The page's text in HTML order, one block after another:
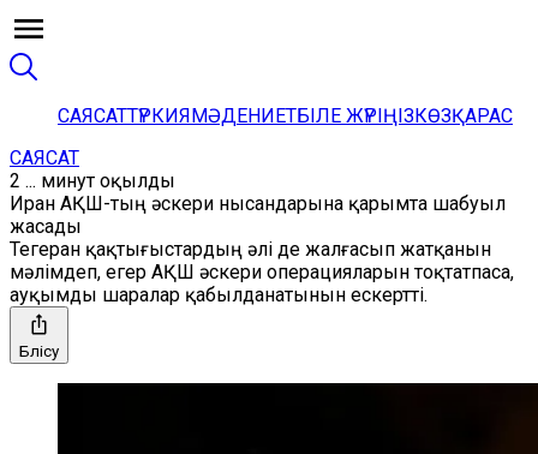
САЯСАТТҮРКИЯМӘДЕНИЕТБІЛЕ ЖҮРІҢІЗКӨЗҚАРАС
САЯСАТ
2 ... минут оқылды
Иран АҚШ-тың әскери нысандарына қарымта шабуыл
жасады
Тегеран қақтығыстардың әлі де жалғасып жатқанын
мәлімдеп, егер АҚШ әскери операцияларын тоқтатпаса,
ауқымды шаралар қабылданатынын ескертті.
Бөлісу